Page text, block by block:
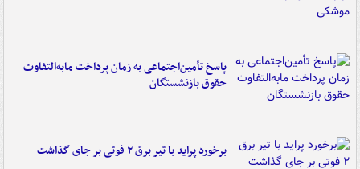
پاسخ تأمین‌اجتماعی به زمان پرداخت مابه‌التفاوت
حقوق بازنشستگان
برخورد پراید با تیر برق ۲ فوتی بر جای گذاشت